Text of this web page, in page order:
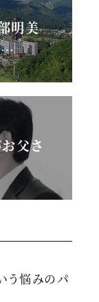
明美
父さ
う悩みのパ